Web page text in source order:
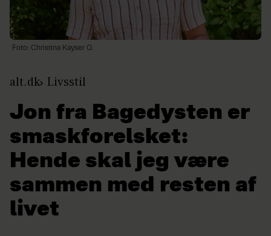
Foto: Christina Kayser O.
alt.dk Livsstil
Jon fra Bagedysten er
smaskforelsket:
Hende skal jeg være
sammen med resten af
livet